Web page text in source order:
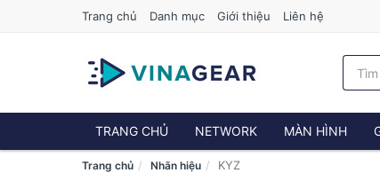
Trang chủ Danh mục Giới thiệu Liên hệ
TRANG CHỦ NETWORK MÀN HÌNH
Trang chủ Nhãn hiệu KYZ